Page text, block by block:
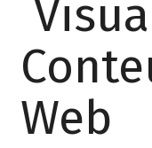
Web